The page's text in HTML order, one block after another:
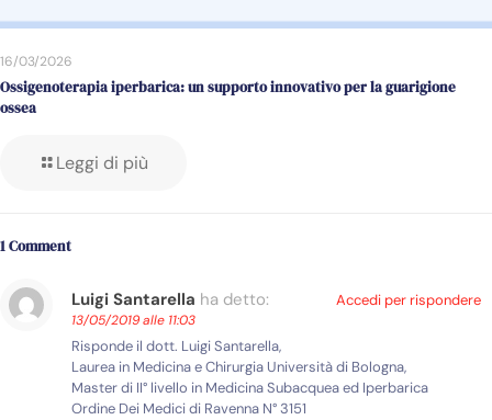
16/03/2026
Ossigenoterapia iperbarica: un supporto innovativo per la guarigione
ossea
Leggi di più
1 Comment
Luigi Santarella ha detto:
13/05/2019 alle 11:03
Risponde il dott. Luigi Santarella,
Laurea in Medicina e Chirurgia Università di Bologna,
Master di II° livello in Medicina Subacquea ed Iperbarica
Ordine Dei Medici di Ravenna N° 3151
Accedi per rispondere